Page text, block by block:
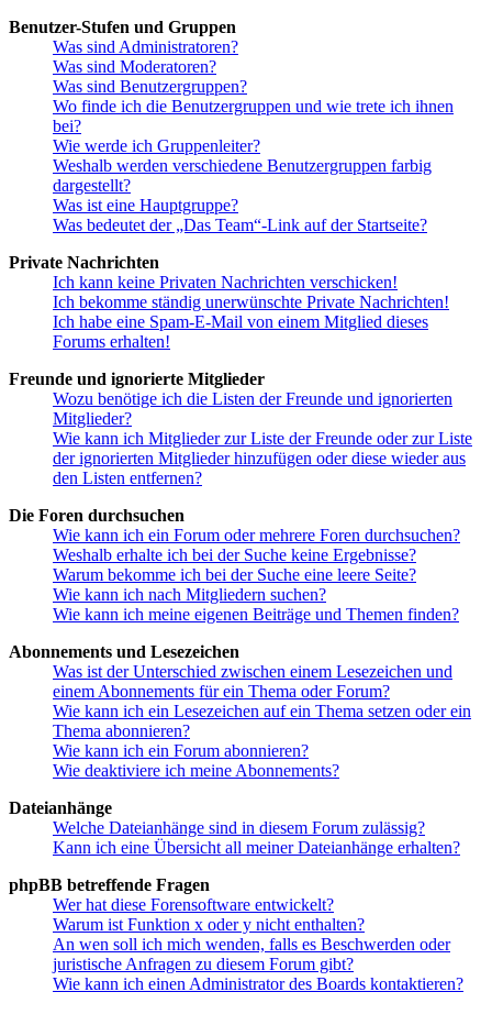
Benutzer-Stufen und Gruppen
Was sind Administratoren?
Was sind Moderatoren?
Was sind Benutzergruppen?
Wo finde ich die Benutzergruppen und wie trete ich ihnen
bei?
Wie werde ich Gruppenleiter?
Weshalb werden verschiedene Benutzergruppen farbig
dargestellt?
Was ist eine Hauptgruppe?
Was bedeutet der „Das Team“-Link auf der Startseite?
Private Nachrichten
Ich kann keine Privaten Nachrichten verschicken!
Ich bekomme ständig unerwünschte Private Nachrichten!
Ich habe eine Spam-E-Mail von einem Mitglied dieses
Forums erhalten!
Freunde und ignorierte Mitglieder
Wozu benötige ich die Listen der Freunde und ignorierten
Mitglieder?
Wie kann ich Mitglieder zur Liste der Freunde oder zur Liste
der ignorierten Mitglieder hinzufügen oder diese wieder aus
den Listen entfernen?
Die Foren durchsuchen
Wie kann ich ein Forum oder mehrere Foren durchsuchen?
Weshalb erhalte ich bei der Suche keine Ergebnisse?
Warum bekomme ich bei der Suche eine leere Seite?
Wie kann ich nach Mitgliedern suchen?
Wie kann ich meine eigenen Beiträge und Themen finden?
Abonnements und Lesezeichen
Was ist der Unterschied zwischen einem Lesezeichen und
einem Abonnements für ein Thema oder Forum?
Wie kann ich ein Lesezeichen auf ein Thema setzen oder ein
Thema abonnieren?
Wie kann ich ein Forum abonnieren?
Wie deaktiviere ich meine Abonnements?
Dateianhänge
Welche Dateianhänge sind in diesem Forum zulässig?
Kann ich eine Übersicht all meiner Dateianhänge erhalten?
phpBB betreffende Fragen
Wer hat diese Forensoftware entwickelt?
Warum ist Funktion x oder y nicht enthalten?
An wen soll ich mich wenden, falls es Beschwerden oder
juristische Anfragen zu diesem Forum gibt?
Wie kann ich einen Administrator des Boards kontaktieren?